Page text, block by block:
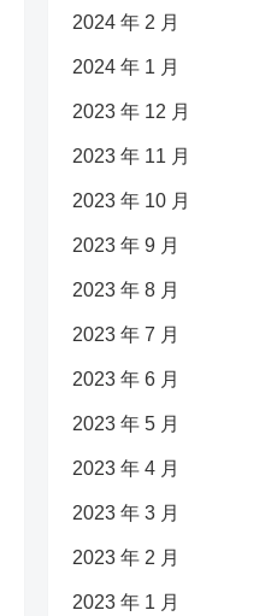
2024 年 2 月
2024 年 1 月
2023 年 12 月
2023 年 11 月
2023 年 10 月
2023 年 9 月
2023 年 8 月
2023 年 7 月
2023 年 6 月
2023 年 5 月
2023 年 4 月
2023 年 3 月
2023 年 2 月
2023 年 1 月